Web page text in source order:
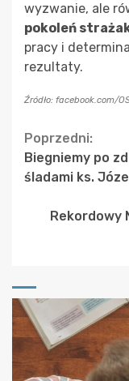
wyzwanie, ale
pokoleń
pracy i
rezultaty.
Źródło: facebook.com/
Continue
Reading
Poprzedni:
Biegniemy po
śladami ks.
Rekordowy